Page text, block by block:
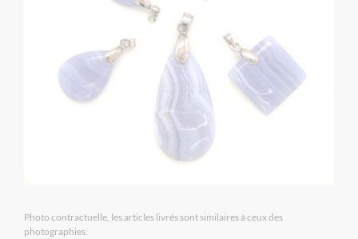
Photo contractuelle, les articles livrés sont similaires à ceux des
photographies.